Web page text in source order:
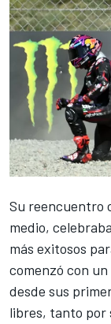
Su reencuentro
medio,
más exitosos
comenzó con
desde sus
libres, tanto por